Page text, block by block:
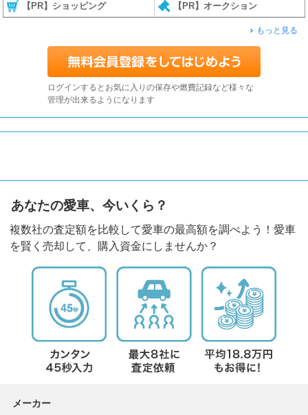
【PR】ショッピング 【PR】オークション
もっと見る
ログインするとお気に入りの保存や燃費記録など様々な
管理が出来るようになります
あなたの愛車、今いくら？
複数社の査定額を比較して愛車の最高額を調べよう！愛車
を賢く売却して、購入資金にしませんか？
メーカー